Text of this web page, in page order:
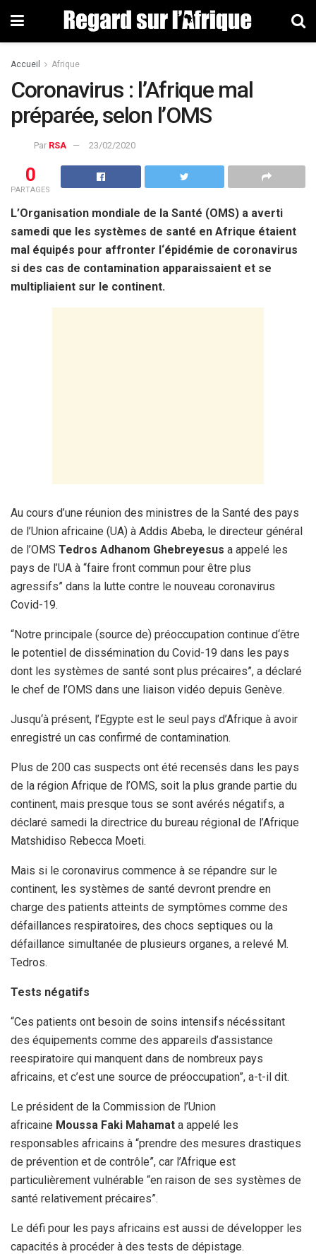
Accueil Afrique
Coronavirus : l’Afrique mal
préparée, selon l’OMS
Par RSA 23/02/2020
0
PARTAGES
L’Organisation mondiale de la Santé (OMS) a averti
samedi que les systèmes de santé en Afrique étaient
mal équipés pour affronter l‘épidémie de coronavirus
si des cas de contamination apparaissaient et se
multipliaient sur le continent.
Au cours d’une réunion des ministres de la Santé des pays
de l’Union africaine (UA) à Addis Abeba, le directeur général
de l’OMS Tedros Adhanom Ghebreyesus a appelé les
pays de l’UA à “faire front commun pour être plus
agressifs” dans la lutte contre le nouveau coronavirus
Covid-19.
“Notre principale (source de) préoccupation continue d‘être
le potentiel de dissémination du Covid-19 dans les pays
dont les systèmes de santé sont plus précaires”, a déclaré
le chef de l’OMS dans une liaison vidéo depuis Genève.
Jusqu‘à présent, l’Egypte est le seul pays d’Afrique à avoir
enregistré un cas confirmé de contamination.
Plus de 200 cas suspects ont été recensés dans les pays
de la région Afrique de l’OMS, soit la plus grande partie du
continent, mais presque tous se sont avérés négatifs, a
déclaré samedi la directrice du bureau régional de l’Afrique
Matshidiso Rebecca Moeti.
Mais si le coronavirus commence à se répandre sur le
continent, les systèmes de santé devront prendre en
charge des patients atteints de symptômes comme des
défaillances respiratoires, des chocs septiques ou la
défaillance simultanée de plusieurs organes, a relevé M.
Tedros.
Tests négatifs
“Ces patients ont besoin de soins intensifs nécéssitant
des équipements comme des appareils d’assistance
reespiratoire qui manquent dans de nombreux pays
africains, et c’est une source de préoccupation”, a-t-il dit.
Le président de la Commission de l’Union
africaine Moussa Faki Mahamat a appelé les
responsables africains à “prendre des mesures drastiques
de prévention et de contrôle”, car l’Afrique est
particulièrement vulnérable “en raison de ses systèmes de
santé relativement précaires”.
Le défi pour les pays africains est aussi de développer les
capacités à procéder à des tests de dépistage.